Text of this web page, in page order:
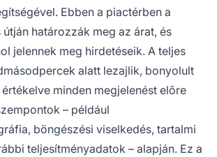
Ebben a piactérben a
határozzák meg az árat, és
jelennek meg hirdetéseik. A teljes
alatt lezajlik, bonyolult
minden megjelenést előre
– például
böngészési viselkedés, tartalmi
teljesítményadatok – alapján. Ez a